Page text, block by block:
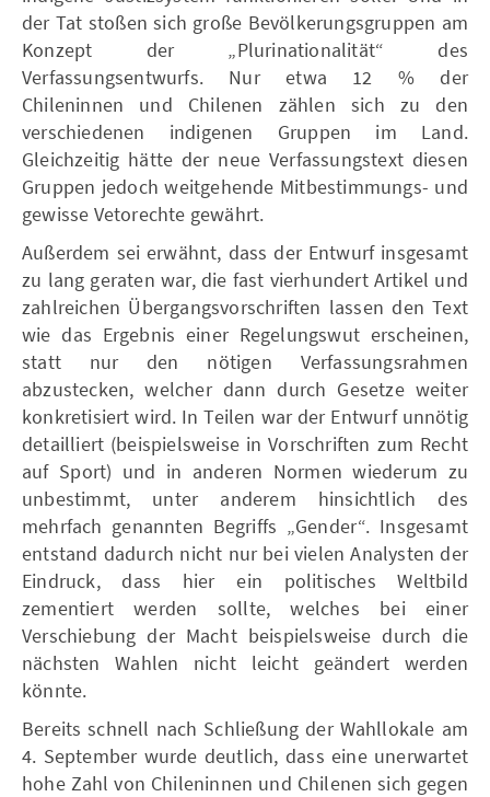
der Tat stoßen sich große Bevölkerungsgruppen am
Konzept der „Plurinationalität“ des
Verfassungsentwurfs. Nur etwa 12 % der
Chileninnen und Chilenen zählen sich zu den
verschiedenen indigenen Gruppen im Land.
Gleichzeitig hätte der neue Verfassungstext diesen
Gruppen jedoch weitgehende Mitbestimmungs- und
gewisse Vetorechte gewährt.
Außerdem sei erwähnt, dass der Entwurf insgesamt
zu lang geraten war, die fast vierhundert Artikel und
zahlreichen Übergangsvorschriften lassen den Text
wie das Ergebnis einer Regelungswut erscheinen,
statt nur den nötigen Verfassungsrahmen
abzustecken, welcher dann durch Gesetze weiter
konkretisiert wird. In Teilen war der Entwurf unnötig
detailliert (beispielsweise in Vorschriften zum Recht
auf Sport) und in anderen Normen wiederum zu
unbestimmt, unter anderem hinsichtlich des
mehrfach genannten Begriffs „Gender“. Insgesamt
entstand dadurch nicht nur bei vielen Analysten der
Eindruck, dass hier ein politisches Weltbild
zementiert werden sollte, welches bei einer
Verschiebung der Macht beispielsweise durch die
nächsten Wahlen nicht leicht geändert werden
könnte.
Bereits schnell nach Schließung der Wahllokale am
4. September wurde deutlich, dass eine unerwartet
hohe Zahl von Chileninnen und Chilenen sich gegen